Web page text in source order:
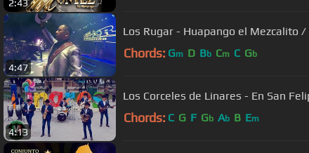
2:43
4:47
Los Rugar - Huapango el Mezcalito
Chords: Gm D Bb Cm C Gb
4:13
Los Corceles de Linares - En San
Chords: C G F Gb Ab B Em